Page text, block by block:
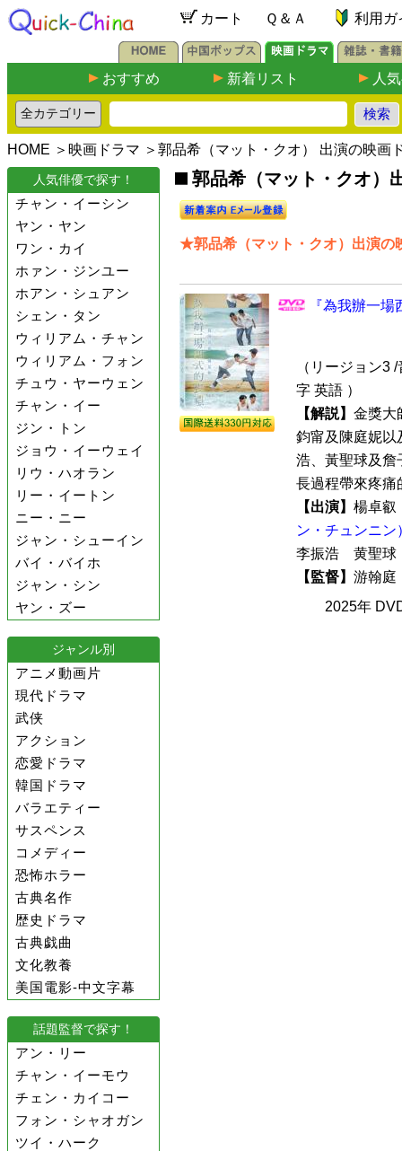
カート Ｑ＆Ａ 利用ガ
おすすめ 新着リスト 人
HOME ＞ 映画ドラマ ＞郭品希（マット・クオ） 出演の映画
人気俳優で探す！
チャン・イーシン
ヤン・ヤン
ワン・カイ
ホァン・ジンユー
ホアン・シュアン
シェン・タン
ウィリアム・チャン
ウィリアム・フォン
チュウ・ヤーウェン
チャン・イー
ジン・トン
ジョウ・イーウェイ
リウ・ハオラン
リー・イートン
ニー・ニー
ジャン・シューイン
バイ・バイホ
ジャン・シン
ヤン・ズー
ジャンル別
アニメ動画片
現代ドラマ
武侠
アクション
恋愛ドラマ
韓国ドラマ
バラエティー
サスペンス
コメディー
恐怖ホラー
古典名作
歴史ドラマ
古典戯曲
文化教養
美国電影-中文字幕
話題監督で探す！
アン・リー
チャン・イーモウ
チェン・カイコー
フォン・シャオガン
ツイ・ハーク
郭品希（マット・クオ）
★郭品希（マット・クオ）出演の
『為我辦一
（リージョン3
字 英語 ）
【解説】 金獎大
鈞甯及陳庭妮以
浩、黃聖球及詹
長過程帶來疼痛
【出演】 楊卓
ン・チュンニン
李振浩 黄聖
【監督】 游翰
2025年